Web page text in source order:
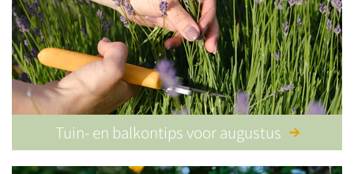
Tuin- en balkontips voor augustus